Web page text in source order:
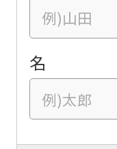
名